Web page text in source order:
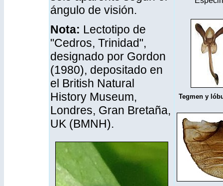
ángulo de visión.
Nota: Lectotipo de
"Cedros, Trinidad",
designado por Gordon
(1980), depositado en
el British Natural
History Museum,
Londres, Gran Bretaña,
UK (BMNH).
Tegmen y